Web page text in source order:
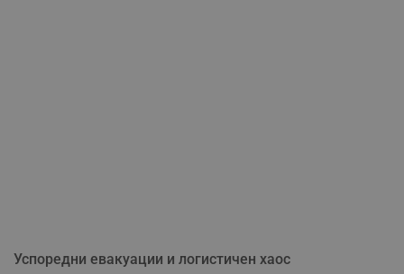
Успоредни евакуации и логистичен хаос